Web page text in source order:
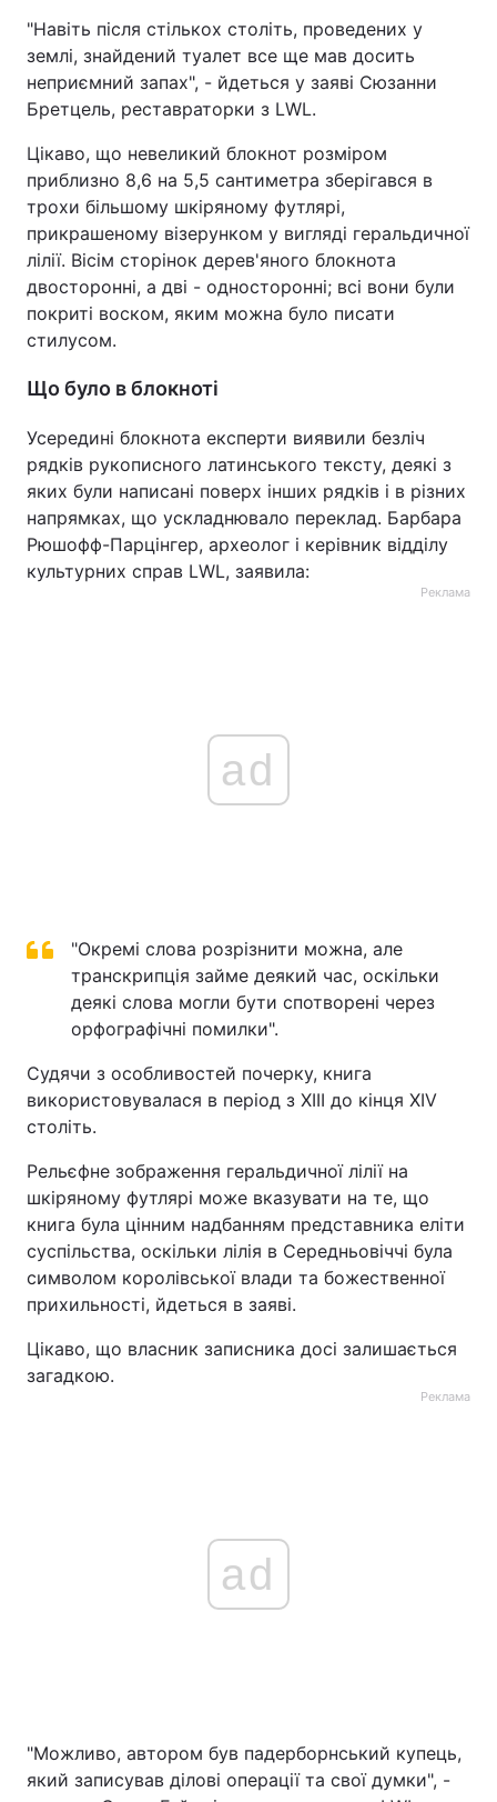
"Навіть після стількох століть, проведених у
землі, знайдений туалет все ще мав досить
неприємний запах", - йдеться у заяві Сюзанни
Бретцель, реставраторки з LWL.
Цікаво, що невеликий блокнот розміром
приблизно 8,6 на 5,5 сантиметра зберігався в
трохи більшому шкіряному футлярі,
прикрашеному візерунком у вигляді геральдичної
лілії. Вісім сторінок дерев'яного блокнота
двосторонні, а дві - односторонні; всі вони були
покриті воском, яким можна було писати
стилусом.
Що було в блокноті
Усередині блокнота експерти виявили безліч
рядків рукописного латинського тексту, деякі з
яких були написані поверх інших рядків і в різних
напрямках, що ускладнювало переклад. Барбара
Рюшофф-Парцінгер, археолог і керівник відділу
культурних справ LWL, заявила:
Реклама
ad
"Окремі слова розрізнити можна, але
транскрипція займе деякий час, оскільки
деякі слова могли бути спотворені через
орфографічні помилки".
Судячи з особливостей почерку, книга
використовувалася в період з XIII до кінця XIV
століть.
Рельєфне зображення геральдичної лілії на
шкіряному футлярі може вказувати на те, що
книга була цінним надбанням представника еліти
суспільства, оскільки лілія в Середньовіччі була
символом королівської влади та божественної
прихильності, йдеться в заяві.
Цікаво, що власник записника досі залишається
загадкою.
Реклама
ad
"Можливо, автором був падерборнський купець,
який записував ділові операції та свої думки", -